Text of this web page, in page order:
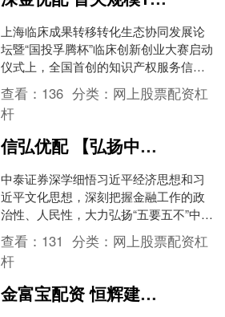
上海临床成果转移转化生态协同发展论
坛暨“国投孚腾杯”临床创新创业大赛启动
仪式上，全国首创的知识产权服务信托
公司化运营模式以及首个专注临床转化
的上海临床转化种子投....
查看： 136 分类： 网上股票配资杠
杆
信弘优配 【弘扬中国特色金融文化】中泰证券：坚持“三个融入”增强文化赋能 夯实高质量发展根基
中泰证券深学细悟习近平经济思想和习
近平文化思想，深刻把握金融工作的政
治性、人民性，大力弘扬“五要五不”中国
特色金融文化，为我省“走在前、挑大
梁”贡献金融力量。 ....
查看： 131 分类： 网上股票配资杠
杆
金富宝配资 恒辉建设作为被告被上诉人的1起涉及买卖合同纠纷的诉讼将于2025年8月12日开庭